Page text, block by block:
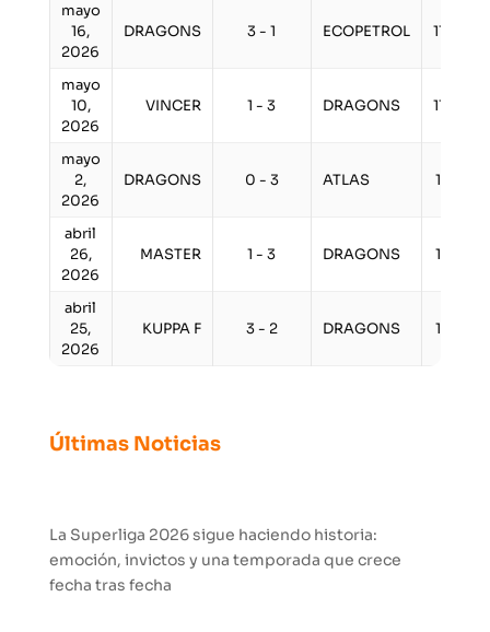
mayo
16,
2026
DRAGONS 3 - 1 ECOPETROL 11:00
mayo
10,
2026
VINCER 1 - 3 DRAGONS 11:00
mayo
2,
2026
DRAGONS 0 - 3 ATLAS 1:00
abril
26,
2026
MASTER 1 - 3 DRAGONS 1:00
abril
25,
2026
KUPPA F 3 - 2 DRAGONS 1:00
Últimas Noticias
La Superliga 2026 sigue haciendo historia:
emoción, invictos y una temporada que crece
fecha tras fecha